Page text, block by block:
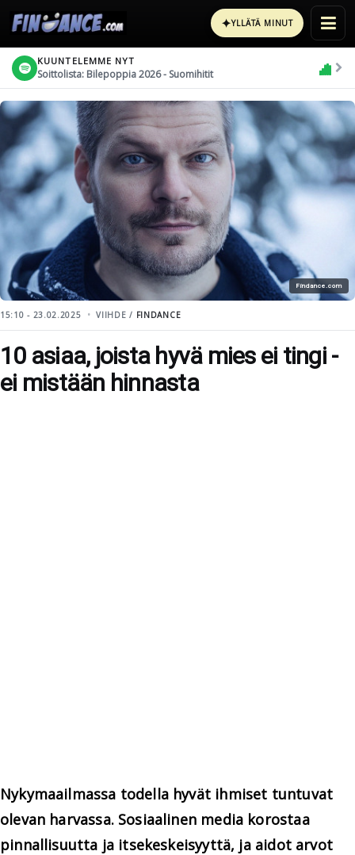
✦YLLÄTÄ MINUT
KUUNTELEMME NYT
Soittolista: Bilepoppia 2026 - Suomihitit
Findance.com
15:10 - 23.02.2025 VIIHDE / FINDANCE
10 asiaa, joista hyvä mies ei tingi -
ei mistään hinnasta
Nykymaailmassa todella hyvät ihmiset tuntuvat
olevan harvassa. Sosiaalinen media korostaa
pinnallisuutta ja itsekeskeisyyttä, ja aidot arvot